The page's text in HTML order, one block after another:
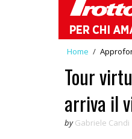
Home /
Tour
arriva il
by Gabriele Candi